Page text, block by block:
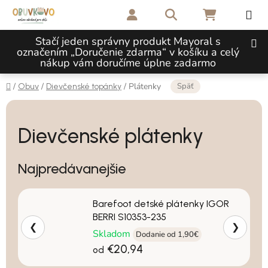
Prejsť na obsah
Stačí jeden správny produkt Mayoral s
označením „Doručenie zdarma“ v košíku a celý
nákup vám doručíme úplne zadarmo
Hľadať NÁKUPNÝ
Domov
/ Obuv / Dievčenské topánky / Plátenky Späť
Dievčenské plátenky
Najpredávanejšie
Barefoot detské plátenky IGOR
BERRI S10353-235
Skladom
Dodanie od 1,90€
od €20,94
❮ ❯